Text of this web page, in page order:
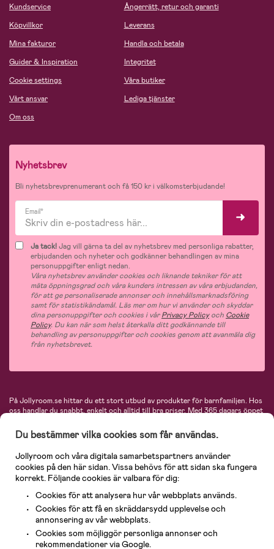
Kundservice
Köpvillkor
Mina fakturor
Guider & Inspiration
Cookie settings
Vårt ansvar
Om oss
Ångerrätt, retur och garanti
Leverans
Handla och betala
Integritet
Våra butiker
Lediga tjänster
Nyhetsbrev
Bli nyhetsbrevprenumerant och få 150 kr i välkomsterbjudande!
Email*
Ja tack!Jag vill gärna ta del av nyhetsbrev med personliga rabatter,
erbjudanden och nyheter och godkänner behandlingen av mina
personuppgifter enligt nedan.
Våra nyhetsbrev använder cookies och liknande tekniker för att
mäta öppningsgrad och våra kunders intressen av våra erbjudanden,
för att ge personaliserade annonser och innehållsmarknadsföring
samt för statistikändamål. Läs mer om hur vi använder och skyddar
dina personuppgifter och cookies i vårPrivacy Policyoch Cookie
Policy. Du kan när som helst återkalla ditt godkännande till
behandling av personuppgifter och cookies genom att avanmäla dig
från nyhetsbrevet.
På Jollyroom.se hittar du ett stort utbud av produkter för barnfamiljen. Hos
oss handlar du snabbt, enkelt och alltid till bra priser.Med 365 dagars öppet
hos oss. I vårt sortiment hittar du barnvagnar, bilstolar, kläder för barn och
baby, produkter för mamman, massor av inspirerande inredning, leksaker,
babyprodukter och mycket mer. Vi erbjuder produkter från välkända
varumärken så som Britax, Maxi-Cosi, Baby Jogger, BabyBjörn, Didriksons,
KidKraft, Ergobaby, Philips Avent, Neonate, Cybex, LEGO och många fler.
Välkommen in och kika runt i Nordens största barn- och babybutik på nätet!
Du bestämmer vilka cookies som får användas.
Jollyroom och våra digitala samarbetspartners använder
cookies på den här sidan. Vissa behövs för att sidan ska fungera
korrekt. Följande cookies är valbara för dig:
Cookies för att analysera hur vår webbplats används.
Cookies för att få en skräddarsydd upplevelse och
annonsering av vår webbplats.
Cookies som möjliggör personliga annonser och
rekommendationer via Google.